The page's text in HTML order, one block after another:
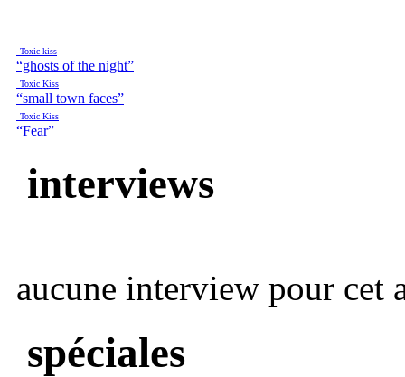
Toxic kiss
“ghosts of the night”
Toxic Kiss
“small town faces”
Toxic Kiss
“Fear”
interviews
aucune interview pour cet
spéciales